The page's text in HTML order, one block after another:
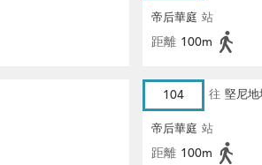
帝后華庭 站
距離 100m
104 往 堅尼地
帝后華庭 站
距離 100m